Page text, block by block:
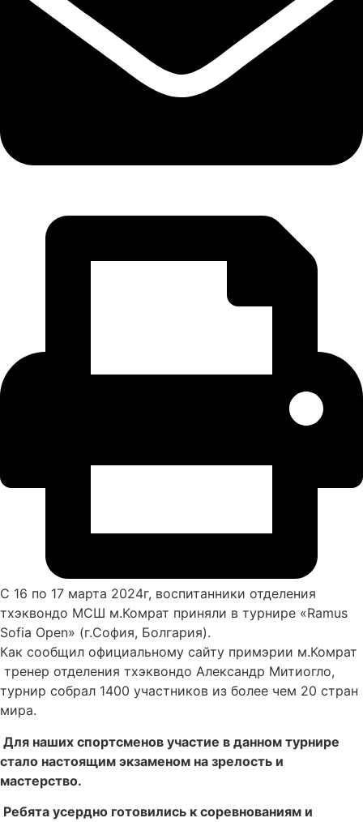
С 16 по 17 марта 2024г, воспитанники отделения
тхэквондо МСШ м.Комрат приняли в турнире «Ramus
Sofia Open» (г.София, Болгария).
Как сообщил официальному сайту примэрии м.Комрат
тренер отделения тхэквондо Александр Митиогло,
турнир cобрал 1400 участников из более чем 20 стран
мира.
Для наших спортсменов участие в данном турнире
стало настоящим экзаменом на зрелость и
мастерство.
Ребята усердно готовились к соревнованиям и